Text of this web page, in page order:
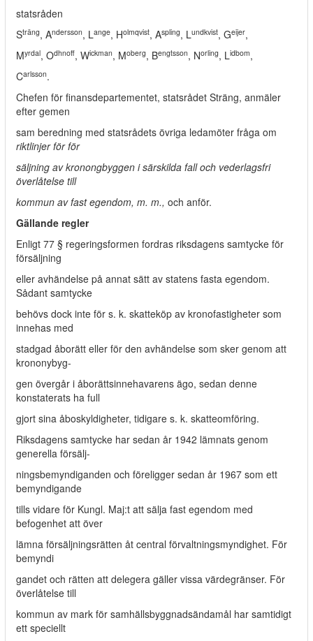
statsråden
Sträng, Andersson, Lange, Holmqvist, Aspling, Lundkvist, Geijer,
Myrdal, Odhnoff, Wickman, Moberg, Bengtsson, Norling, Lidbom,
Carlsson.
Chefen för finansdepartementet, statsrådet Sträng, anmäler
efter gemen­
sam beredning med statsrådets övriga ledamöter fråga om
riktlinjer för för­
säljning av kronongbyggen i särskilda fall och vederlagsfri
överlåtelse till
kommun av fast egendom, m. m., och anför.
Gällande regler
Enligt 77 § regeringsformen fordras riksdagens samtycke för
försäljning
eller avhändelse på annat sätt av statens fasta egendom.
Sådant samtycke
behövs dock inte för s. k. skatteköp av kronofastigheter som
innehas med
stadgad åborätt eller för den avhändelse som sker genom att
krononybyg-
gen övergår i åborättsinnehavarens ägo, sedan denne
konstaterats ha full­
gjort sina åboskyldigheter, tidigare s. k. skatteomföring.
Riksdagens samtycke har sedan år 1942 lämnats genom
generella försälj-
ningsbemyndiganden och föreligger sedan år 1967 som ett
bemyndigande
tills vidare för Kungl. Maj:t att sälja fast egendom med
befogenhet att över­
lämna försäljningsrätten åt central förvaltningsmyndighet. För
bemyndi­
gandet och rätten att delegera gäller vissa värdegränser. För
överlåtelse till
kommun av mark för samhällsbyggnadsändamål har samtidigt
ett speciellt